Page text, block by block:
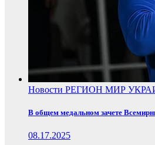
Новости РЕГИОН МИР
В общем медальном зачете
08.17.2025